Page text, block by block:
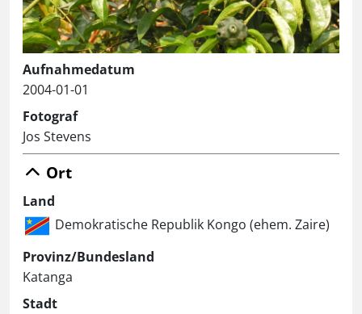
Aufnahmedatum
2004-01-01
Fotograf
Jos Stevens
Ort
Land
Demokratische Republik Kongo (ehem. Zaire)
Provinz/Bundesland
Katanga
Stadt